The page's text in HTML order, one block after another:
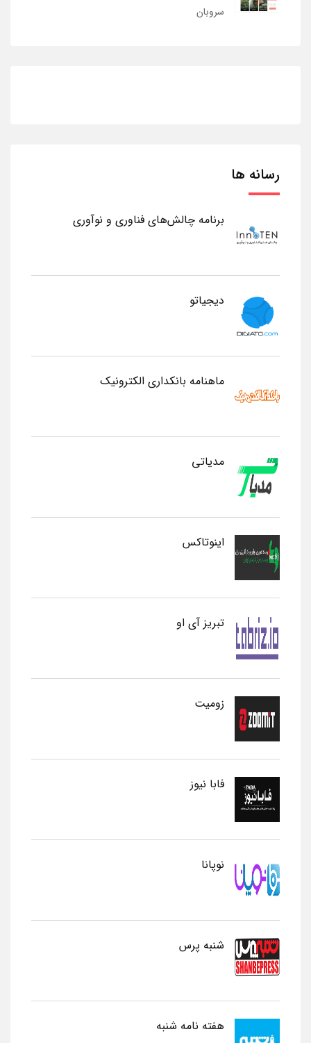
سروبان
رسانه ها
برنامه چالش‌های فناوری و نوآوری
دیجیاتو
ماهنامه بانکداری الکترونیک
مدیاتی
اینوتاکس
تبریز آی او
زومیت
فابا نیوز
نوپانا
شنبه پرس
هفته نامه شنبه